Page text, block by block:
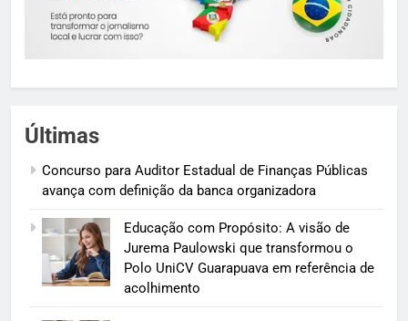
Últimas
Concurso para Auditor Estadual de Finanças Públicas
avança com definição da banca organizadora
Educação com Propósito: A visão de
Jurema Paulowski que transformou o
Polo UniCV Guarapuava em referência de
acolhimento